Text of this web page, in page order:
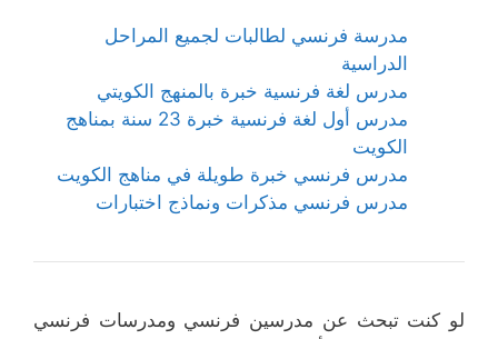
مدرسة فرنسي لطالبات لجميع المراحل
الدراسية
مدرس لغة فرنسية خبرة بالمنهج الكويتي
مدرس أول لغة فرنسية خبرة 23 سنة بمناهج
الكويت
مدرس فرنسي خبرة طويلة في مناهج الكويت
مدرس فرنسي مذكرات ونماذج اختبارات
لو كنت تبحث عن مدرسين فرنسي ومدرسات فرنسي